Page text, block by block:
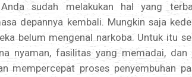
sudah melakukan hal yang
depannya kembali. Mungkin saja
belum mengenal narkoba. Untuk itu
nyaman, fasilitas yang memadai,
mempercepat proses penyembuhan